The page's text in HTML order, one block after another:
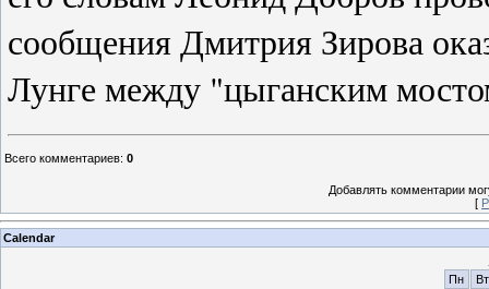
сообщения Дмитрия Зирова
Лунге между "цыганским
Всего комментариев: 0
Добавлять комментарии
[
Calendar
Пн
Вт